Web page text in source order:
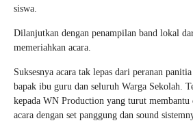
siswa.
Dilanjutkan dengan penampilan band lokal
memeriahkan acara.
Suksesnya acara tak lepas dari peranan
bapak ibu guru dan seluruh Warga Sekolah.
kepada WN Production yang turut membantu
acara dengan set panggung dan sound